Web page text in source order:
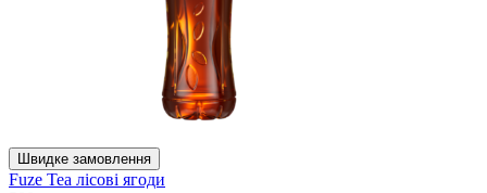
Швидке замовлення
Fuze Tea лісові ягоди